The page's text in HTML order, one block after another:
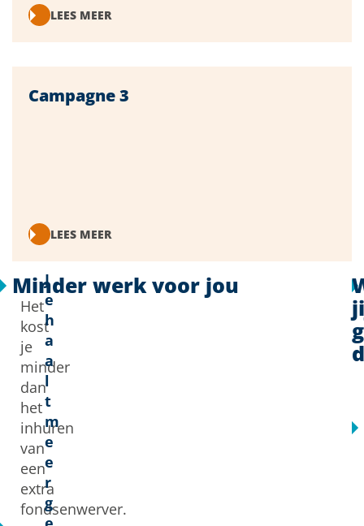
LEES MEER
Campagne 3
LEES MEER
Het
kost
je
minder
dan
het
inhuren
van
een
extra
fondsenwerver.
J
e
h
a
a
l
t
m
e
e
r
g
Minder werk voor jou